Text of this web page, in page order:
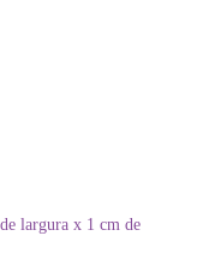
largura x 1 cm de